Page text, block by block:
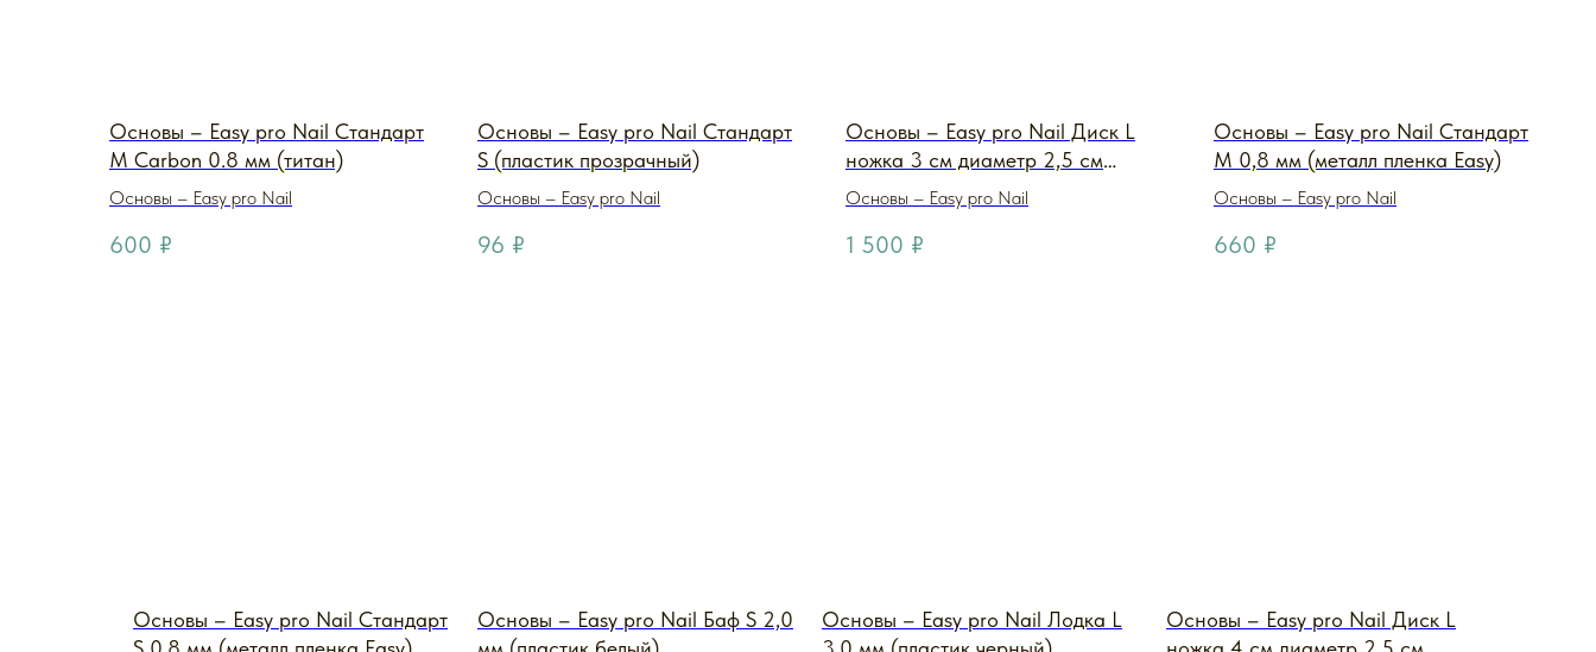
Основы – Easy pro Nail Стандарт
M Carbon 0.8 мм (титан)
Основы – Easy pro Nail
600 ₽
Основы – Easy pro Nail Стандарт
S (пластик прозрачный)
Основы – Easy pro Nail
96 ₽
Основы – Easy pro Nail Диск L
ножка 3 см диаметр 2,5 см
Carbon (металл carbon
металлический)
Основы – Easy pro Nail
1 500 ₽
Основы – Easy pro Nail Стандарт
M 0,8 мм (металл пленка Easy)
Основы – Easy pro Nail
660 ₽
Основы – Easy pro Nail Стандарт
Основы – Easy pro Nail Баф S 2,0
Основы – Easy pro Nail Лодка L
Основы – Easy pro Nail Диск L